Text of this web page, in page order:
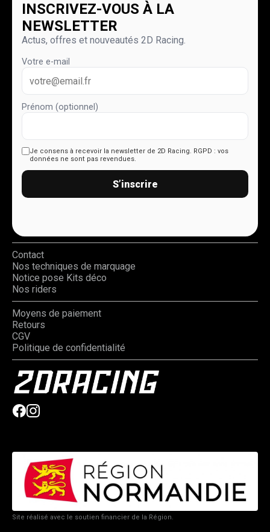
INSCRIVEZ-VOUS À LA
NEWSLETTER
Actus, offres et nouveautés 2D Racing.
Votre e-mail
Prénom (optionnel)
Je consens à recevoir la newsletter de 2D Racing. RGPD : vos
données ne sont pas revendues.
S’inscrire
Contact
Nos techniques de marquage
Notice pose Kits déco
Nos riders
Moyens de paiement
Retours
CGV
Politique de confidentialité
Site réalisé avec le soutien financier de la Région.